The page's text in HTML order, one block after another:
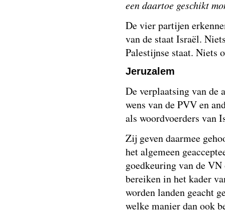
een daartoe geschikt
De vier partijen
van de staat Israël.
Palestijnse staat. Niets
Jeruzalem
De verplaatsing van de
wens van de PVV en
als woordvoerders van
Zij geven daarmee
het algemeen
goedkeuring van de
bereiken in het kader
worden landen geacht
welke manier dan ook